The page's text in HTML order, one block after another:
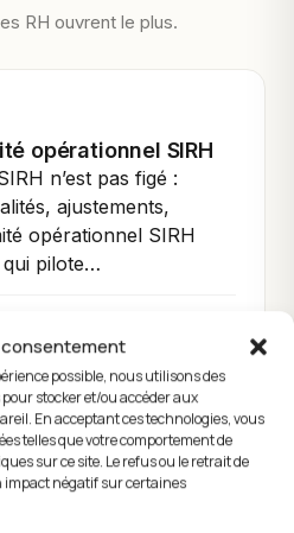
consentement
possible, nous utilisons des
stocker et/ou accéder aux
En acceptant ces technologies, vous
telles que votre comportement de
sur ce site. Le refus ou le retrait de
impact négatif sur certaines
RH ouvrent le plus.
opérationnel SIRH
n’est pas figé :
ajustements,
opérationnel SIRH
qui pilote…
et le ROI d’une
RH